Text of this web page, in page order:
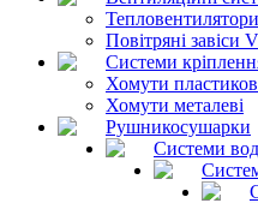
Повітряні завіси
Системи
Хомути
Хомути металеві
Рушникосушарки
Системи